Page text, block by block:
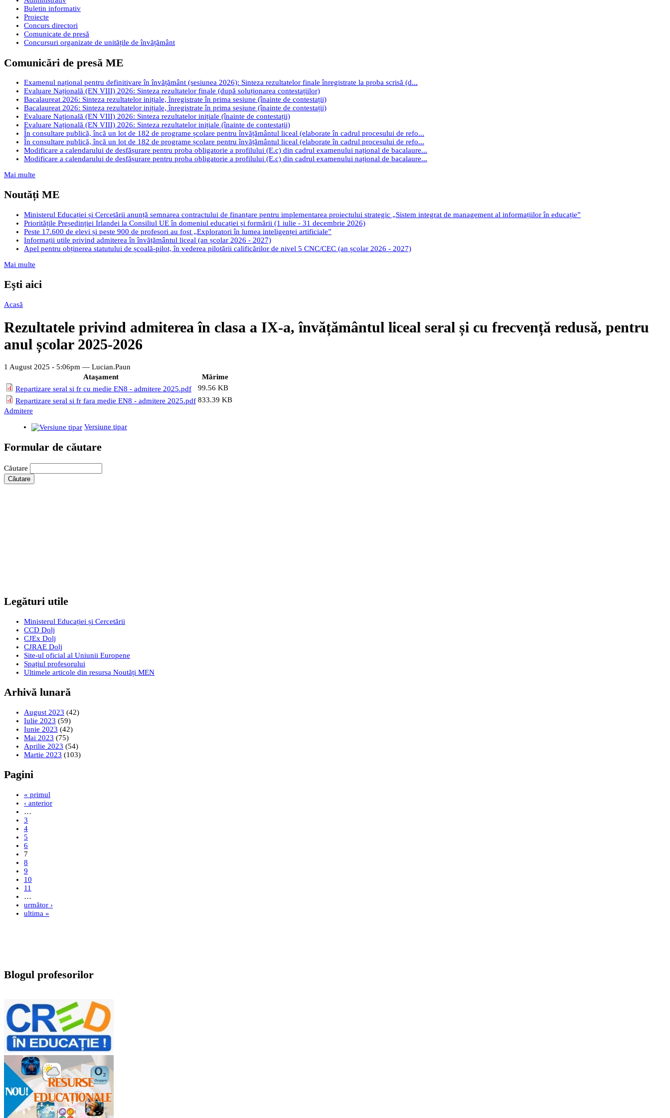
Buletin informativ
Proiecte
Concurs directori
Comunicate de presă
Concursuri organizate de unitățile de învățământ
Comunicări de presă ME
Examenul național pentru definitivare în învățământ (sesiunea 2026): Sinteza rezultatelor finale înregistrate la proba scrisă (d...
Evaluare Națională (EN VIII) 2026: Sinteza rezultatelor finale (după soluționarea contestațiilor)
Bacalaureat 2026: Sinteza rezultatelor inițiale, înregistrate în prima sesiune (înainte de contestații)
Bacalaureat 2026: Sinteza rezultatelor inițiale, înregistrate în prima sesiune (înainte de contestații)
Evaluare Națională (EN VIII) 2026: Sinteza rezultatelor inițiale (înainte de contestații)
Evaluare Națională (EN VIII) 2026: Sinteza rezultatelor inițiale (înainte de contestații)
În consultare publică, încă un lot de 182 de programe școlare pentru învățământul liceal (elaborate în cadrul procesului de refo...
În consultare publică, încă un lot de 182 de programe școlare pentru învățământul liceal (elaborate în cadrul procesului de refo...
Modificare a calendarului de desfășurare pentru proba obligatorie a profilului (E.c) din cadrul examenului național de bacalaure...
Modificare a calendarului de desfășurare pentru proba obligatorie a profilului (E.c) din cadrul examenului național de bacalaure...
Mai multe
Noutăți ME
Ministerul Educației și Cercetării anunță semnarea contractului de finanțare pentru implementarea proiectului strategic „Sistem integrat de management al informațiilor în educație”
Prioritățile Președinției Irlandei la Consiliul UE în domeniul educației și formării (1 iulie - 31 decembrie 2026)
Peste 17.600 de elevi și peste 900 de profesori au fost „Exploratori în lumea inteligenței artificiale”
Informații utile privind admiterea în învățământul liceal (an școlar 2026 - 2027)
Apel pentru obținerea statutului de școală-pilot, în vederea pilotării calificărilor de nivel 5 CNC/CEC (an școlar 2026 - 2027)
Mai multe
Eşti aici
Acasă
Rezultatele privind admiterea în clasa a IX-a, învățământul liceal seral și cu frecvență redusă, pentru
anul școlar 2025-2026
1 August 2025 - 5:06pm — Lucian.Paun
Ataşament
Mărime
Repartizare seral si fr cu medie EN8 - admitere 2025.pdf
99.56 KB
Repartizare seral si fr fara medie EN8 - admitere 2025.pdf 833.39 KB
Admitere
Versiune tipar
Formular de căutare
Căutare
Legături utile
Ministerul Educației și Cercetării
CCD Dolj
CJEx Dolj
CJRAE Dolj
Site-ul oficial al Uniunii Europene
Spațiul profesorului
Ultimele articole din resursa Noutăți MEN
Arhivă lunară
August 2023 (42)
Iulie 2023 (59)
Iunie 2023 (42)
Mai 2023 (75)
Aprilie 2023 (54)
Martie 2023 (103)
Pagini
« primul
‹ anterior
…
3
4
5
6
7
8
9
10
11
…
următor ›
ultima »
Blogul profesorilor